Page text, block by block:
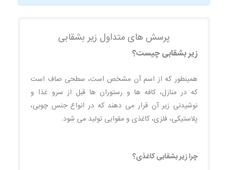
پرسش های متداول زیر بشقابی
زیر بشقابی چیست؟
همینطور که از اسم آن مشخص است، سطحی صاف است
که در منازل، کافه ها و رستوران ها قبل از سرو غذا و
نوشیدنی زیر آن قرار می دهند که در انواع جنس چوبی،
پلاستیکی، فلزی، کاغذی و مقوایی تولید می شود.
چرا زیر بشقابی کاغذی؟